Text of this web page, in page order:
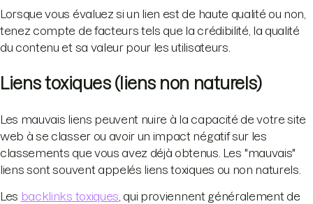
Lorsque vous évaluez si un lien est de haute qualité ou non,
tenez compte de facteurs tels que la crédibilité, la qualité
du contenu et sa valeur pour les utilisateurs.
Liens toxiques (liens non naturels)
Les mauvais liens peuvent nuire à la capacité de votre site
web à se classer ou avoir un impact négatif sur les
classements que vous avez déjà obtenus. Les "mauvais"
liens sont souvent appelés liens toxiques ou non naturels.
Les backlinks toxiques , qui proviennent généralement de